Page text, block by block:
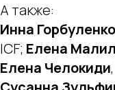
А также:
Инна Горбуленко
ICF; Елена
Елена Челокиди